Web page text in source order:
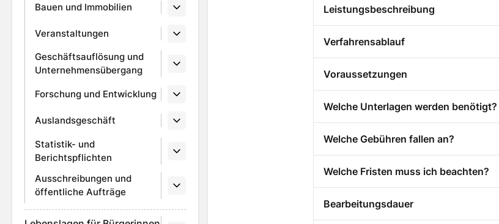
Bauen und Immobilien
Veranstaltungen
Geschäftsauflösung und
Unternehmensübergang
Forschung und Entwicklung
Auslandsgeschäft
Statistik- und
Berichtspflichten
Ausschreibungen und
öffentliche Aufträge
Leistungsbeschreibung
Verfahrensablauf
Voraussetzungen
Welche Unterlagen werden benötigt?
Welche Gebühren fallen an?
Welche Fristen muss ich beachten?
Bearbeitungsdauer